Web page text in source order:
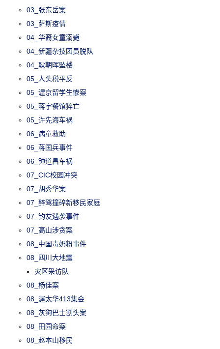
03_张东岳案
03_萨斯疫情
04_华裔女童溺毙
04_新疆杂技团员脱队
04_耿朝晖坠楼
05_人头税平反
05_渥京留学生惨案
05_蒋宇餐馆猝亡
05_许先海车祸
06_病童救助
06_蒋国兵事件
06_钟道昌车祸
07_CIC校园冲突
07_胡秀华案
07_醉驾撞碎新移民家庭
07_钓友遇袭事件
07_高山涉贪案
08_中国毒奶粉事件
08_四川大地震
灾区采访队
08_杨佳案
08_渥太华413集会
08_灰狗巴士割头案
08_田园命案
08_赵本山移民